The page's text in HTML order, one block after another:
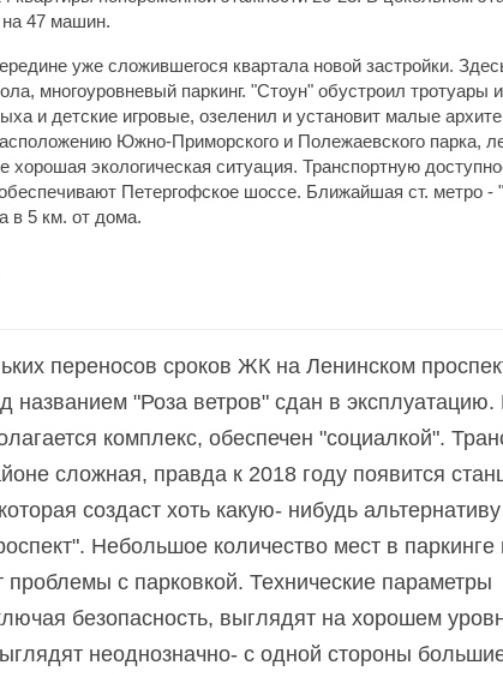
на 47 машин.
уже сложившегося квартала новой застройки.
многоуровневый паркинг. "Стоун" обустроил тротуары
и детские игровые, озеленил и установит малые
Южно-Приморского и Полежаевского парка,
хорошая экологическая ситуация. Транспортную
Петергофское шоссе. Ближайшая ст. метро -
в 5 км. от дома.
переносов сроков ЖК на Ленинском
названием "Роза ветров" сдан в эксплуатацию.
комплекс, обеспечен "социалкой".
сложная, правда к 2018 году появится
создаст хоть какую- нибудь
Небольшое количество мест в паркинге
с парковкой. Технические параметры
безопасность, выглядят на хорошем
неоднозначно- с одной стороны